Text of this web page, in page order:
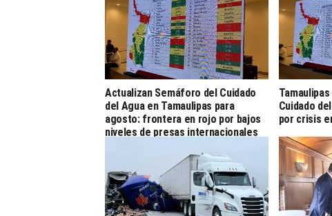
Actualizan Semáforo del Cuidado
del Agua en Tamaulipas para
agosto: frontera en rojo por bajos
niveles de presas internacionales
Cuidado
por crisis